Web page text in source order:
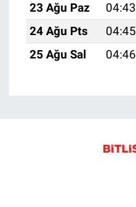
23 Ağu Paz
04:43
24 Ağu Pts
04:45
25 Ağu Sal
04:46